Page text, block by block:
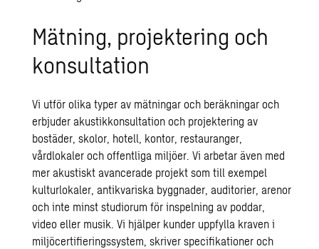
Mätning, projektering och
konsultation
Vi utför olika typer av mätningar och beräkningar och
erbjuder akustikkonsultation och projektering av
bostäder, skolor, hotell, kontor, restauranger,
vårdlokaler och offentliga miljöer. Vi arbetar även med
mer akustiskt avancerade projekt som till exempel
kulturlokaler, antikvariska byggnader, auditorier, arenor
och inte minst studiorum för inspelning av poddar,
video eller musik. Vi hjälper kunder uppfylla kraven i
miljöcertifieringssystem, skriver specifikationer och